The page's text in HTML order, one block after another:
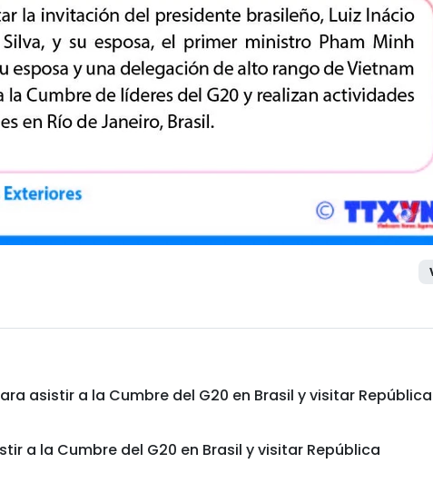
asistir a la Cumbre del G20 en Brasil y visitar República
a la Cumbre del G20 en Brasil y visitar República